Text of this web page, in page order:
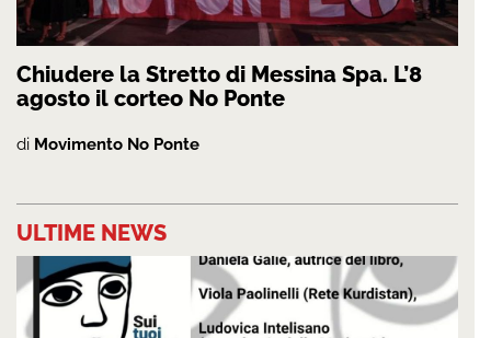
Chiudere la Stretto di Messina Spa. L’8
agosto il corteo No Ponte
di Movimento No Ponte
ULTIME NEWS